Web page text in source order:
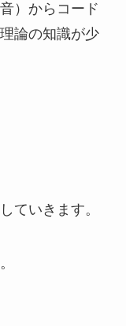
）からコード
論の知識が少
ていきます。